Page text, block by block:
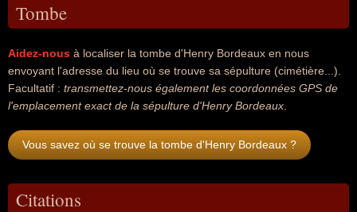
Tombe
Aidez-nous à localiser la tombe d'Henry Bordeaux en nous
envoyant l'adresse du lieu où se trouve sa sépulture (cimétière...).
Facultatif : transmettez-nous également les coordonnées GPS de
l'emplacement exact de la sépulture d'Henry Bordeaux
Vous savez où se trouve la tombe d'Henry Bordeaux ?
Citations